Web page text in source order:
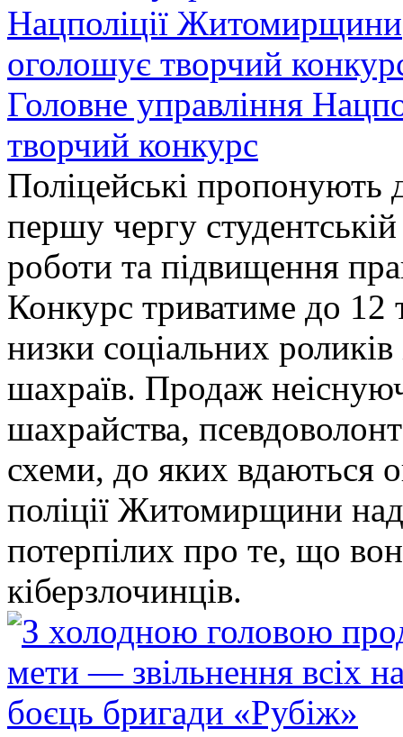
Головне управління
творчий конкурс
Поліцейські пропонують
першу чергу
роботи та підвищення
Конкурс триватиме до 12
низки соціальних
шахраїв. Продаж
шахрайства,
схеми, до яких
поліції Житомирщини
потерпілих про те, що
кіберзлочинців.